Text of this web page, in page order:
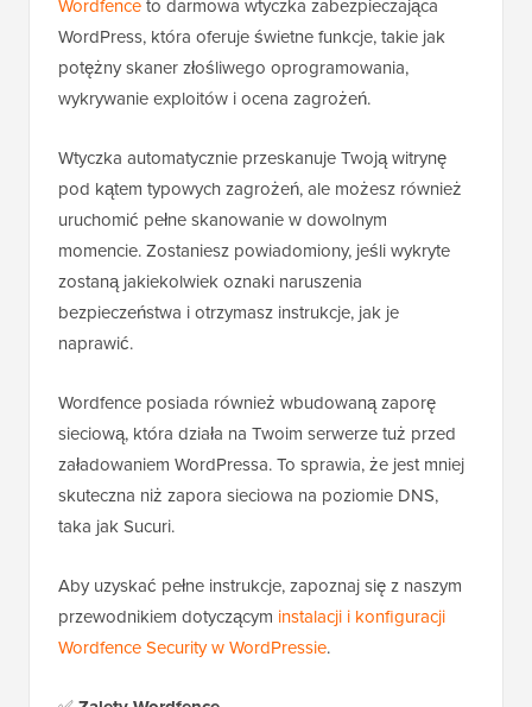
Wordfenceto darmowa wtyczka zabezpieczająca
WordPress, która oferuje świetne funkcje, takie jak
potężny skaner złośliwego oprogramowania,
wykrywanie exploitów i ocena zagrożeń.
Wtyczka automatycznie przeskanuje Twoją witrynę
pod kątem typowych zagrożeń, ale możesz również
uruchomić pełne skanowanie w dowolnym
momencie. Zostaniesz powiadomiony, jeśli wykryte
zostaną jakiekolwiek oznaki naruszenia
bezpieczeństwa i otrzymasz instrukcje, jak je
naprawić.
Wordfence posiada również wbudowaną zaporę
sieciową, która działa na Twoim serwerze tuż przed
załadowaniem WordPressa. To sprawia, że jest mniej
skuteczna niż zapora sieciowa na poziomie DNS,
taka jak Sucuri.
Aby uzyskać pełne instrukcje, zapoznaj się z naszym
przewodnikiem dotyczącym instalacji i konfiguracji
Wordfence Security w WordPressie.